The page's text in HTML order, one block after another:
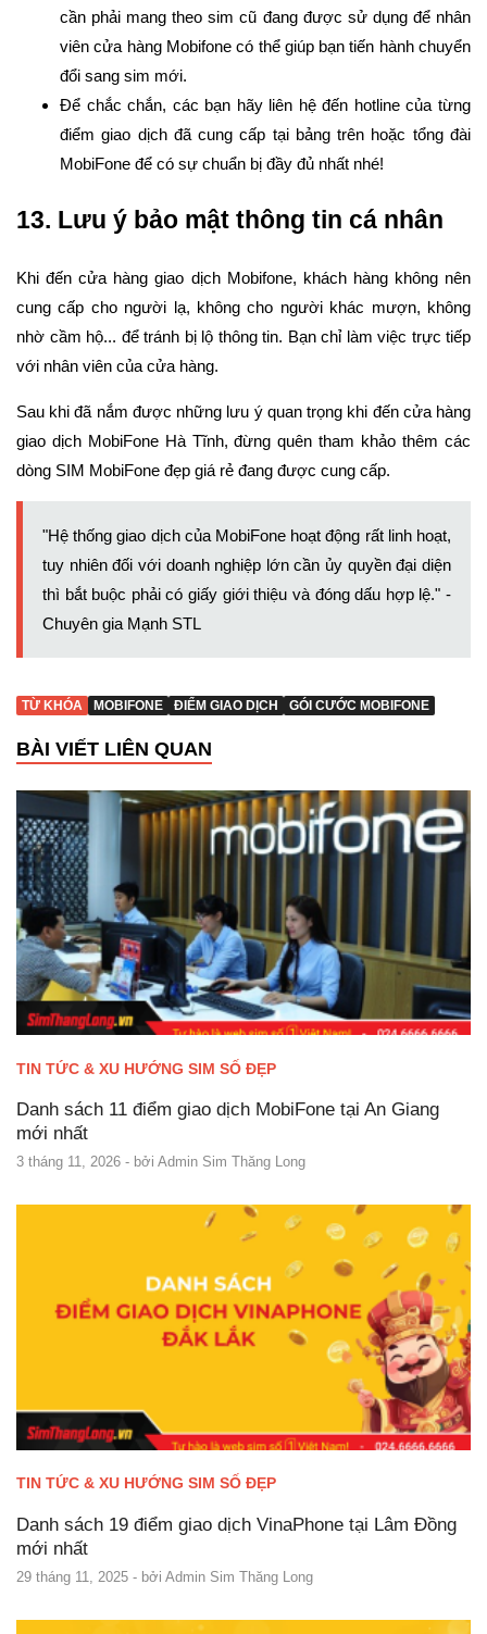
cần phải mang theo sim cũ đang được sử dụng để nhân
viên cửa hàng Mobifone có thể giúp bạn tiến hành chuyển
đổi sang sim mới.
Để chắc chắn, các bạn hãy liên hệ đến hotline của từng
điểm giao dịch đã cung cấp tại bảng trên hoặc tổng đài
MobiFone để có sự chuẩn bị đầy đủ nhất nhé!
13. Lưu ý bảo mật thông tin cá nhân
Khi đến cửa hàng giao dịch Mobifone, khách hàng không nên
cung cấp cho người lạ, không cho người khác mượn, không
nhờ cầm hộ... để tránh bị lộ thông tin. Bạn chỉ làm việc trực tiếp
với nhân viên của cửa hàng.
Sau khi đã nắm được những lưu ý quan trọng khi đến cửa hàng
giao dịch MobiFone Hà Tĩnh, đừng quên tham khảo thêm các
dòng SIM MobiFone đẹp giá rẻ đang được cung cấp.
"Hệ thống giao dịch của MobiFone hoạt động rất linh hoạt,
tuy nhiên đối với doanh nghiệp lớn cần ủy quyền đại diện
thì bắt buộc phải có giấy giới thiệu và đóng dấu hợp lệ." -
Chuyên gia Mạnh STL
TỪ KHÓA MOBIFONE ĐIỂM GIAO DỊCH GÓI CƯỚC MOBIFONE
BÀI VIẾT LIÊN QUAN
TIN TỨC & XU HƯỚNG SIM SỐ ĐẸP
Danh sách 11 điểm giao dịch MobiFone tại An Giang
mới nhất
3 tháng 11, 2026 - bởi Admin Sim Thăng Long
TIN TỨC & XU HƯỚNG SIM SỐ ĐẸP
Danh sách 19 điểm giao dịch VinaPhone tại Lâm Đồng
mới nhất
29 tháng 11, 2025 - bởi Admin Sim Thăng Long